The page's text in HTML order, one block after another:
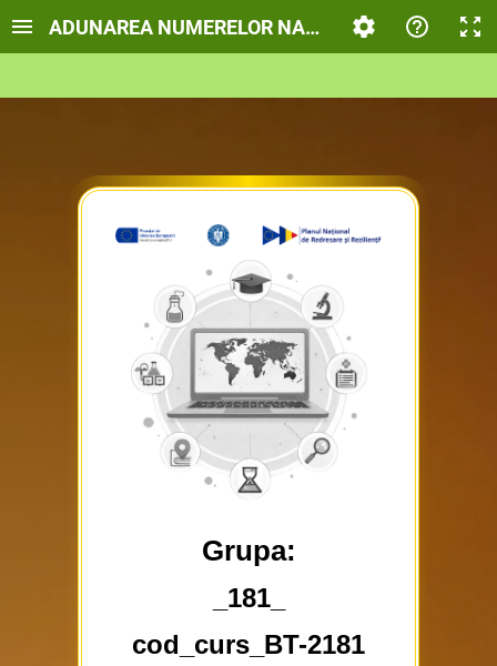
ADUNAREA NUMERELOR NATURALE 0-100 FĂRĂ
Grupa:
_181_
cod_curs_BT-2181